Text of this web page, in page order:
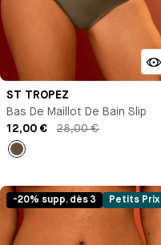
ST TROPEZ
Bas De Maillot De Bain Slip
12,00 €
28,00 €
empty
-20% supp. dès 3 Petits Prix